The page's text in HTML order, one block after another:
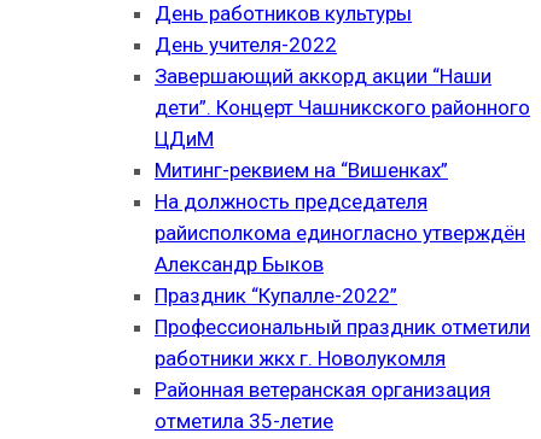
День работников культуры
День учителя-2022
Завершающий аккорд акции “Наши
дети”. Концерт Чашникского районного
ЦДиМ
Митинг-реквием на “Вишенках”
На должность председателя
райисполкома единогласно утверждён
Александр Быков
Праздник “Купалле-2022”
Профессиональный праздник отметили
работники жкх г. Новолукомля
Районная ветеранская организация
отметила 35-летие